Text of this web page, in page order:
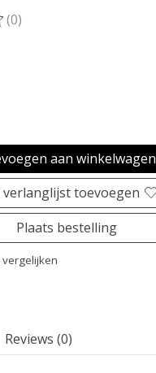
dit product is
(0)
aan winkelwagen
verlanglijst toevoegen
Plaats bestelling
Reviews (0)